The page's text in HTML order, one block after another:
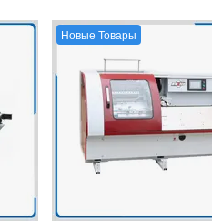
Новые Товары